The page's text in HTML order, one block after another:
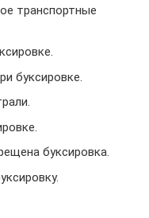
транспортные
буксировке.
буксировка.